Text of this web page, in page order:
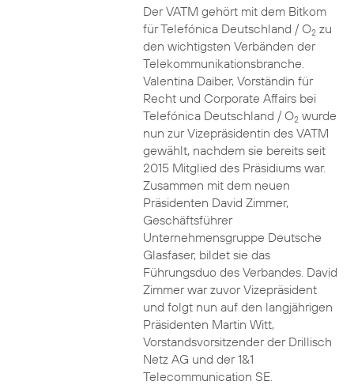
Der VATM gehört mit dem Bitkom
für Telefónica Deutschland / O2zu
den wichtigsten Verbänden der
Telekommunikationsbranche.
Valentina Daiber, Vorständin für
Recht und Corporate Affairs bei
Telefónica Deutschland / O2wurde
nun zur Vizepräsidentin des VATM
gewählt, nachdem sie bereits seit
2015 Mitglied des Präsidiums war.
Zusammen mit dem neuen
Präsidenten David Zimmer,
Geschäftsführer
Unternehmensgruppe Deutsche
Glasfaser, bildet sie das
Führungsduo des Verbandes. David
Zimmer war zuvor Vizepräsident
und folgt nun auf den langjährigen
Präsidenten Martin Witt,
Vorstandsvorsitzender der Drillisch
Netz AG und der 1&1
Telecommunication SE.